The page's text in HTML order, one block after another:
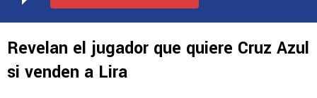
Revelan el jugador que quiere Cruz Azul
si venden a Lira